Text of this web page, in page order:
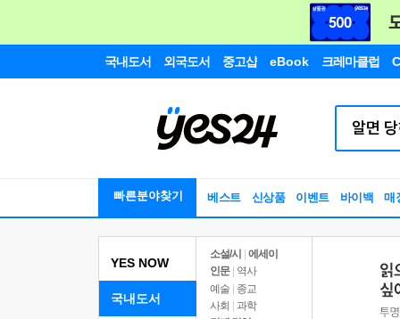
국내도서 외국도서 중고샵 eBook 크레마클럽
빠른분야찾기 베스트 신상품 이벤트 바이백 매
YES NOW
국내도서
소설/시
에세이
인문
역사
예술 | 종교
사회 | 과학